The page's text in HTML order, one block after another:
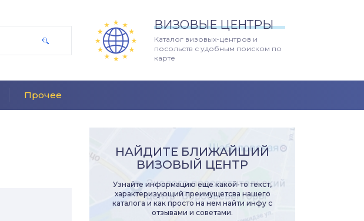
ВИЗОВЫЕ ЦЕНТРЫ
Каталог визовых-центров и
посольств с удобным поиском по
карте
Прочее
НАЙДИТЕ БЛИЖАЙШИЙ
ВИЗОВЫЙ ЦЕНТР
Узнайте информацию еще какой-то текст,
характеризующий преимущетсва нашего
каталога и как просто на нем найти инфу с
отзывами и советами.